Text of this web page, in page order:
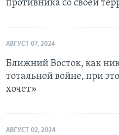
противника со своей
АВГУСТ 07, 2024
Ближний Восток, как
тотальной войне, при
хочет»
АВГУСТ 02, 2024